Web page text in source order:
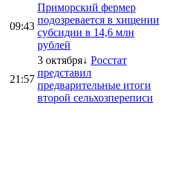
09:43
Приморский фермер
подозревается в хищении
субсидии в 14,6 млн
рублей
21:57
3 октября↓ Росстат
представил
предварительные итоги
второй сельхозпереписи